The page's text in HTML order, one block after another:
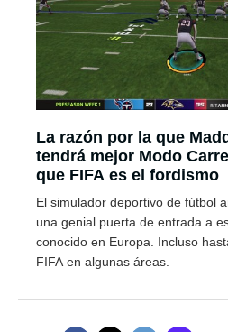
La razón por la que
tendrá mejor Modo
que FIFA es el fordismo
El simulador deportivo de fútbol
una genial puerta de entrada a
conocido en Europa. Incluso
FIFA en algunas áreas.